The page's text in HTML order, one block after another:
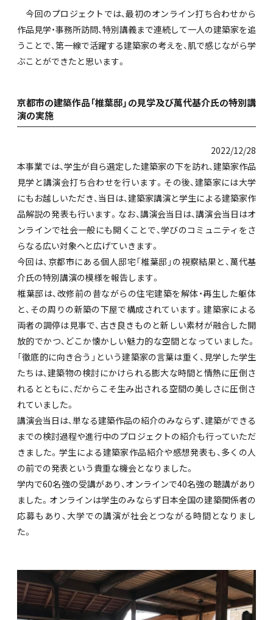
今回のプロジェクトでは、最初のオンライン打ち合わせから
作品見学・事務所訪問、特別講義まで連続して一人の建築家を追
うことで、第一線で活躍する建築家の考えを、肌で感じながら学
ぶことができたと思います。
京都市の建築作品「椎葉邸」の見学及び萬代基介氏の特別講
演の実施
2022/12/28
本事業では、学生が自ら選定した建築家の下を訪れ、建築家作品
見学と講演会打ち合わせを行います。その後、建築家には大学
にもお越しいただき、当日は、建築家講演と学生による建築家作
品解説の発表も行います。なお、講演会当日は、講演会当日はオ
ンラインで社会一般にも開くことで、学びのコミュニティをさ
らなる広い対象へと広げていきます。
今回は、京都市にある個人邸宅「椎葉邸」の視察結果と、萬代基
介氏の特別講演の模様を報告します。
椎葉邸は、改修前の昔ながらの住宅建築を解体・再生した躯体
と、その周りの新築の下屋で構成されています。建築家による
両者の調停は見事で、古き良きものと新しい素材が融合した開
放的でかつ、どこか懐かしい魅力的な空間となっていました。
「徹底的に向き合う」という建築家の言葉は重く、見学した学生
たちは、建築物の検討にかけられる膨大な時間と情熱に圧倒さ
れるとともに、だからこそ生み出される空間の美しさに圧倒さ
れていました。
講演会当日は、単なる建築作品の紹介のみならず、建築ができる
までの検討過程や進行中のプロジェクトの紹介も行っていただ
きました。学生による建築家作品紹介や感想発表も、多くの人
の前での発表という貴重な機会となりました。
学内で60名強の受講があり、オンラインで40名強の聴講があり
ました。オンラインは学生のみならず日本全国の建築関係者の
応募もあり、大学での講演が社会とつながる時間となりまし
た。